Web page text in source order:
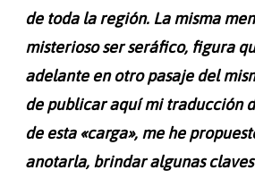
de toda la región. La misma
misterioso ser seráfico, figura
adelante en otro pasaje del
de publicar aquí mi traducción
de esta «carga», me he
anotarla, brindar algunas